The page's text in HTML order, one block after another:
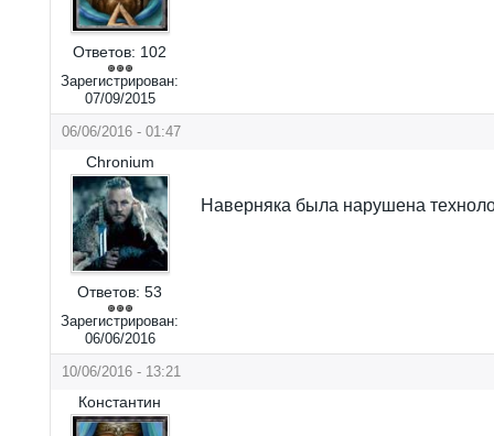
Ответов: 102
Зарегистрирован:
07/09/2015
06/06/2016 - 01:47
Chronium
Ответов: 53
Зарегистрирован:
06/06/2016
Наверняка была нарушена
10/06/2016 - 13:21
Константин